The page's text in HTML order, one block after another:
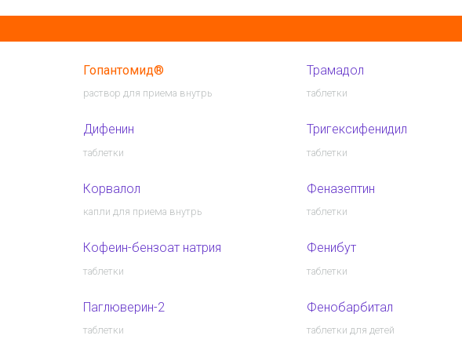
Гопантомид®
раствор для приема внутрь
Дифенин
таблетки
Корвалол
капли для приема внутрь
Кофеин-бензоат натрия
таблетки
Паглюверин-2
таблетки
Трамадол
таблетки
Тригексифенидил
таблетки
Феназептин
таблетки
Фенибут
таблетки
Фенобарбитал
таблетки для детей